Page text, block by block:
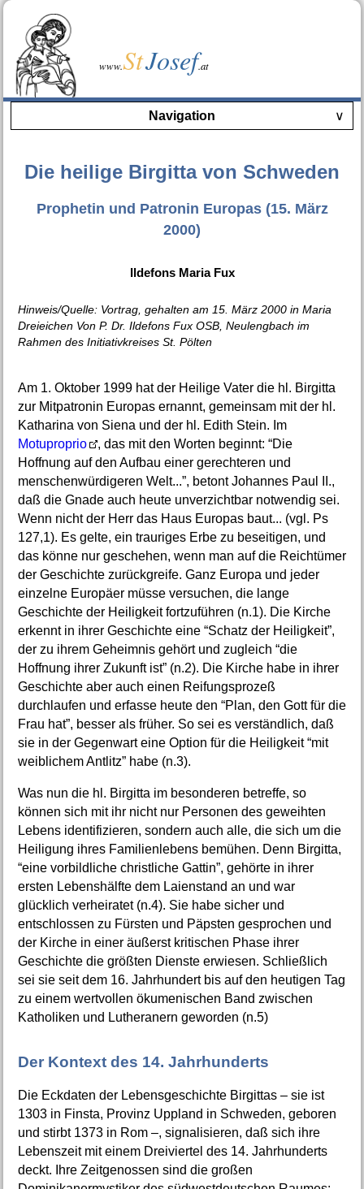
www.StJosef.at
Navigation ∨
Die heilige Birgitta von Schweden
Prophetin und Patronin Europas (15. März
2000)
Ildefons Maria Fux
Hinweis/Quelle: Vortrag, gehalten am 15. März 2000 in Maria
Dreieichen Von P. Dr. Ildefons Fux OSB, Neulengbach im
Rahmen des Initiativkreises St. Pölten
Am 1. Oktober 1999 hat der Heilige Vater die hl. Birgitta
zur Mitpatronin Europas ernannt, gemeinsam mit der hl.
Katharina von Siena und der hl. Edith Stein. Im
Motuproprio
, das mit den Worten beginnt: “Die
Hoffnung auf den Aufbau einer gerechteren und
menschenwürdigeren Welt...”, betont Johannes Paul II.,
daß die Gnade auch heute unverzichtbar notwendig sei.
Wenn nicht der Herr das Haus Europas baut... (vgl. Ps
127,1). Es gelte, ein trauriges Erbe zu beseitigen, und
das könne nur geschehen, wenn man auf die Reichtümer
der Geschichte zurückgreife. Ganz Europa und jeder
einzelne Europäer müsse versuchen, die lange
Geschichte der Heiligkeit fortzuführen (n.1). Die Kirche
erkennt in ihrer Geschichte eine “Schatz der Heiligkeit”,
der zu ihrem Geheimnis gehört und zugleich “die
Hoffnung ihrer Zukunft ist” (n.2). Die Kirche habe in ihrer
Geschichte aber auch einen Reifungsprozeß
durchlaufen und erfasse heute den “Plan, den Gott für die
Frau hat”, besser als früher. So sei es verständlich, daß
sie in der Gegenwart eine Option für die Heiligkeit “mit
weiblichem Antlitz” habe (n.3).
Was nun die hl. Birgitta im besonderen betreffe, so
können sich mit ihr nicht nur Personen des geweihten
Lebens identifizieren, sondern auch alle, die sich um die
Heiligung ihres Familienlebens bemühen. Denn Birgitta,
“eine vorbildliche christliche Gattin”, gehörte in ihrer
ersten Lebenshälfte dem Laienstand an und war
glücklich verheiratet (n.4). Sie habe sicher und
entschlossen zu Fürsten und Päpsten gesprochen und
der Kirche in einer äußerst kritischen Phase ihrer
Geschichte die größten Dienste erwiesen. Schließlich
sei sie seit dem 16. Jahrhundert bis auf den heutigen Tag
zu einem wertvollen ökumenischen Band zwischen
Katholiken und Lutheranern geworden (n.5)
Der Kontext des 14. Jahrhunderts
Die Eckdaten der Lebensgeschichte Birgittas – sie ist
1303 in Finsta, Provinz Uppland in Schweden, geboren
und stirbt 1373 in Rom –, signalisieren, daß sich ihre
Lebenszeit mit einem Dreiviertel des 14. Jahrhunderts
deckt. Ihre Zeitgenossen sind die großen